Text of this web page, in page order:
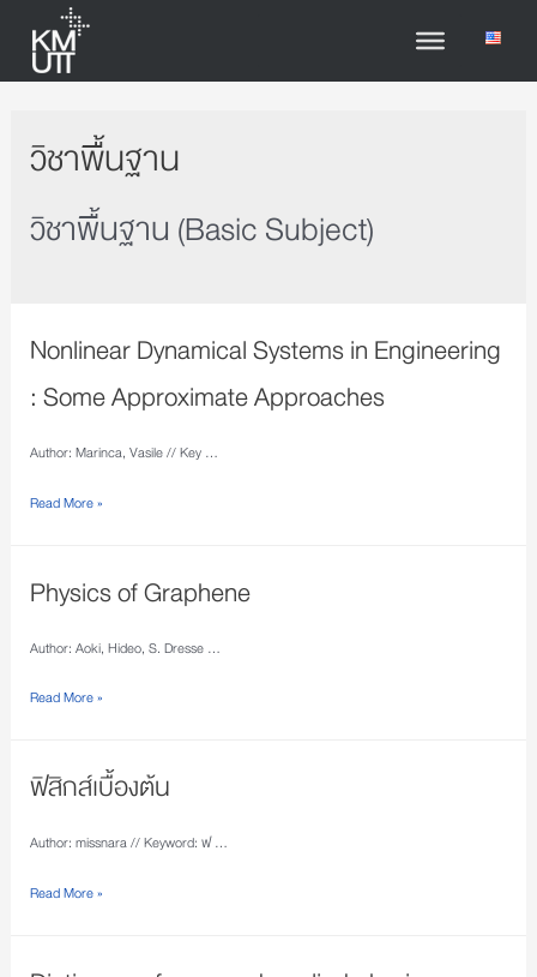
วิชาพื้นฐาน
วิชาพื้นฐาน (Basic Subject)
Nonlinear Dynamical Systems in Engineering
: Some Approximate Approaches
Author: Marinca, Vasile // Key …
Read More »
Physics of Graphene
Author: Aoki, Hideo, S. Dresse …
Read More »
ฟิสิกส์เบื้องต้น
Author: missnara // Keyword: ฟ …
Read More »